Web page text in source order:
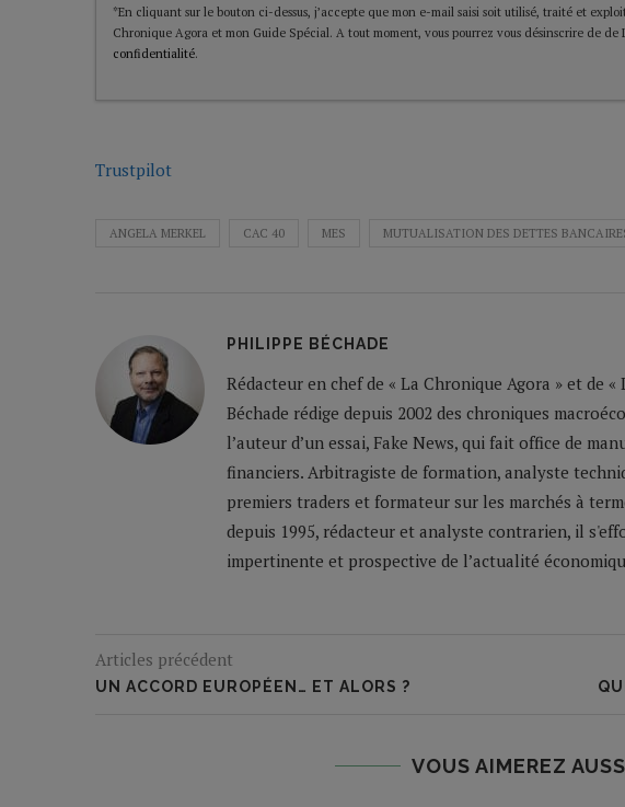
*En cliquant sur le bouton ci-dessus, j’accepte que mon e-mail saisi soit utilisé, traité et
Chronique Agora et mon Guide Spécial. A tout moment, vous pourrez vous désinscrire de
confidentialité.
Trustpilot
ANGELA MERKEL CAC 40 MES MUTUALISATION DES DETTES
PHILIPPE BÉCHADE
Rédacteur en chef de « La Chronique Agora » et de
Béchade rédige depuis 2002 des chroniques
l’auteur d’un essai, Fake News, qui fait office de
financiers. Arbitragiste de formation, analyste
premiers traders et formateur sur les marchés à
depuis 1995, rédacteur et analyste contrarien, il
impertinente et prospective de l’actualité
Articles précédent
UN ACCORD EUROPÉEN… ET ALORS ?
VOUS AIMEREZ